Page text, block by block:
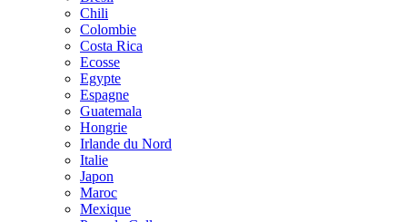
Chili
Colombie
Costa Rica
Ecosse
Egypte
Espagne
Guatemala
Hongrie
Irlande du Nord
Italie
Japon
Maroc
Mexique